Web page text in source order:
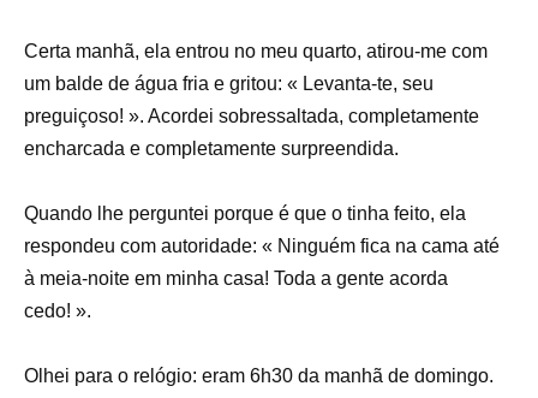
Certa manhã, ela entrou no meu quarto, atirou-me com
um balde de água fria e gritou: « Levanta-te, seu
preguiçoso! ». Acordei sobressaltada, completamente
encharcada e completamente surpreendida.
Quando lhe perguntei porque é que o tinha feito, ela
respondeu com autoridade: « Ninguém fica na cama até
à meia-noite em minha casa! Toda a gente acorda
cedo! ».
Olhei para o relógio: eram 6h30 da manhã de domingo.